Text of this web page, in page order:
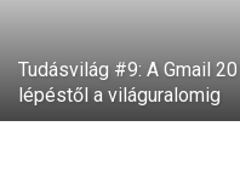
Tudásvilág #9: A Gmail
lépéstől a világuralomig